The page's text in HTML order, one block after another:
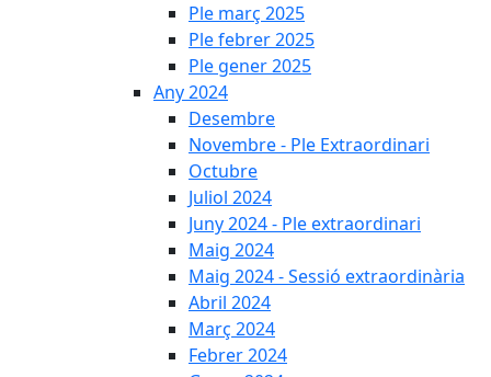
Ple març 2025
Ple febrer 2025
Ple gener 2025
Any 2024
Desembre
Novembre - Ple Extraordinari
Octubre
Juliol 2024
Juny 2024 - Ple extraordinari
Maig 2024
Maig 2024 - Sessió extraordinària
Abril 2024
Març 2024
Febrer 2024